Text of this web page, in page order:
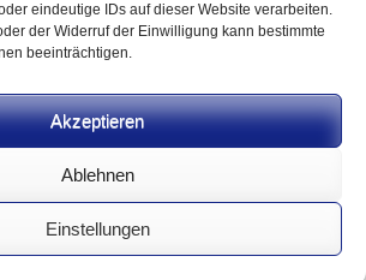
eindeutige IDs auf dieser Website verarbeiten.
der Widerruf der Einwilligung kann bestimmte
beeinträchtigen.
Akzeptieren
Ablehnen
Einstellungen
sofort